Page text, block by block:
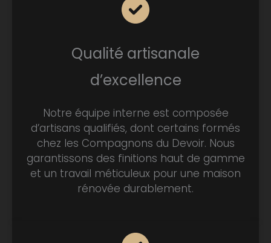
Qualité artisanale
d’excellence
Notre équipe interne est composée
d’artisans qualifiés, dont certains formés
chez les Compagnons du Devoir. Nous
garantissons des finitions haut de gamme
et un travail méticuleux pour une maison
rénovée durablement.